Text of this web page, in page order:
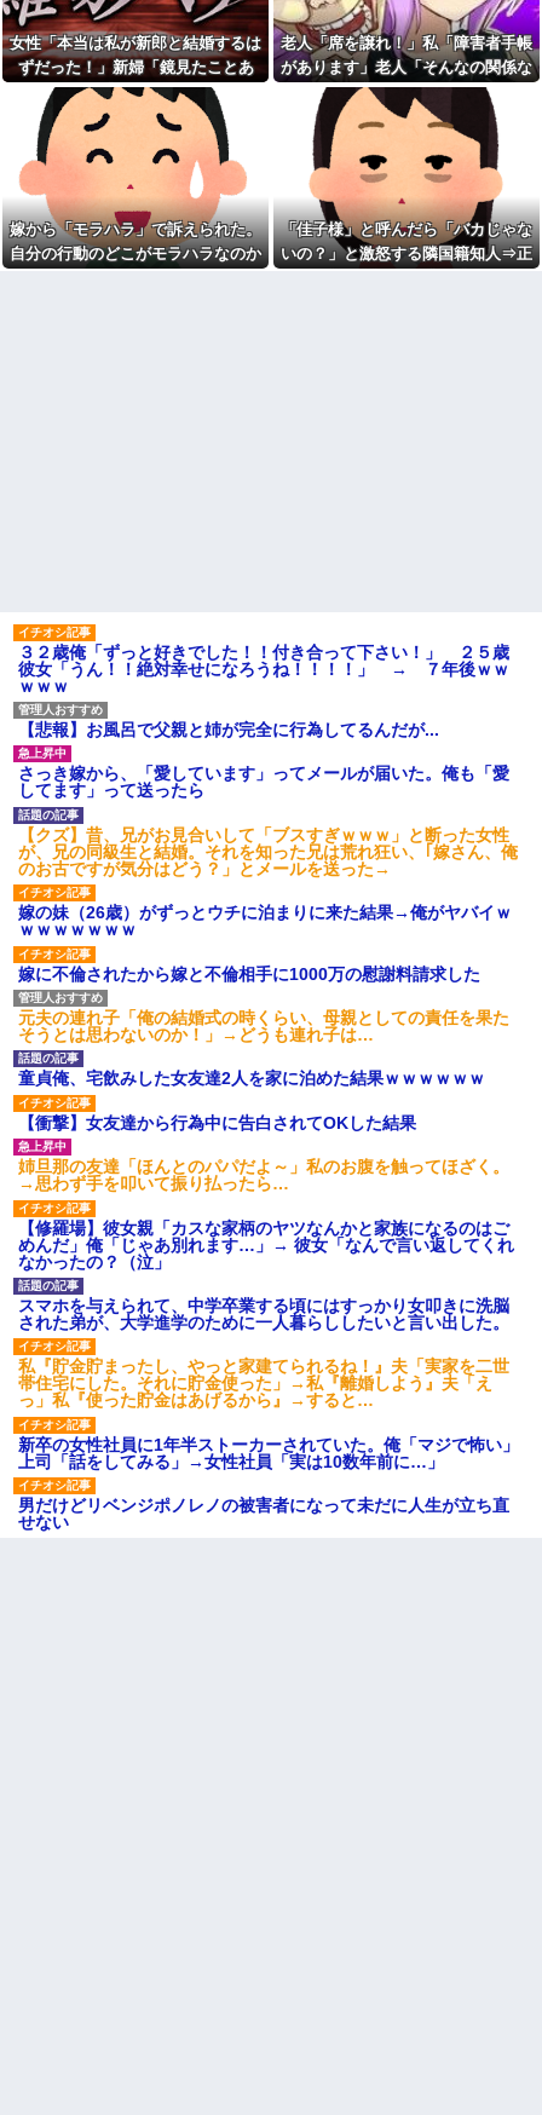
高校の時本当に周囲と合わな
くて上手くやれなかった。→飲
み会で偶然同じ高校の人と出会
った
ドラッグストア勤務中。カー
ド払いの商品を現金で返金して
ほしいと言い張る女性客。断っ
ても引き下がらず、その後まさ
かの展開に…
亡き母からの借金を半分しか
返していない叔父がさらに金を
貸してほしいと訪ねてきた。完
済するまで貸せないと断ると…
友達の家に遊びに行ったらア
ルバムに私の写真が飾ってあっ
なぜ自民党批判だけは表現の
自由ではないのか
【悲報】取引先専務「Aを20個
注文する」 ぼく「いつも1～2
個しか使わないけど本当に20で
あってる？」 取専「あって
る」→結果『こう』なったんだ
がコレワイが悪いん
か？？？？？？？？
妹と差をつけて育てられた。
妹「家も土地も、財産はすべて
私が継ぐ。相続は放棄して」母
「うんうん」私「わかった」 →
数年後、復讐のチャンスがや...
ハードオフに売っていた4万
4000円のフィギュアがヤバすぎ
るｗｗｗｗｗｗ「こんな高い
の？ｗｗ」「逆に超安い」
私「ちょっと、人の家の金庫
触らないでよ！」キチママ『そ
こに金庫があったから、開けて
みようとしただけ☆』義兄「泥
は出てけ！二度と来るな！」結
果・・・
私「初めて飲む味だけどなん
のお茶？」彼「ちっ！」私「」
【GIF】JSのカンチョーワロ
タ
後続車にクラクションを鳴ら
され彼氏が逆切れ。「何クラク
ション鳴らしてんだ！降りてこ
いよ！」と怒鳴りだし...
【衝撃】報酬100万円超の治験
募集がこちらｗｗｗｗｗ(※画像
あり)
【ネット騒然】惨殺されたタ
ワマン頂き女子のこの動画、す
げえええええｗｗｗｗｗｗｗｗ
ｗｗｗ
【愕然】白のクラウン俺氏、
高速道路左車線を制限速度で走
った結果wwwwwwwwwwww
百年の恋12-899 食べた量を
張り合ってくる
【悲報】佐藤輝明・・・２軍
でも盛大にやらかす←あまり悲
しませないでくれ
た
なんなのよ！！！すごいわ掃
除！！！！
職場で電話を取った新入社員
の女子がヒワイなことを言われ
てショックを受けたことがあっ
【ネット史】「鏡の中のアク
トレス事件」夫は正しかったの
に、なぜ喧嘩は終わらなかった
のか
【旦那の反応がコレ】夫の女
友達との闇交際が発覚？！その
恐ろしい内容が…ｗｗｗｗ
既婚女性が夫に夕飯も用意せ
ず週２で遊びに行くって多いか
な？遅くても21時には帰宅して
主な税金の成り立ちを調べて
みたよ
女性「本当は私が新郎と結婚するは
ずだった！」新婦「鏡見たことあ
る？」→披露宴が一瞬で騒然となっ
老人「席を譲れ！」私「障害者手帳
があります」老人「そんなの関係な
い！」→暴言を浴びせられた直後、
周囲が動き出して…
嫁から「モラハラ」で訴えられた。
自分の行動のどこがモラハラなのか
「佳子様」と呼んだら「バカじゃな
いの？」と激怒する隣国籍知人⇒正
３２歳俺「ずっと好きでした！！付き合って下さい！」 ２５歳
彼女「うん！！絶対幸せになろうね！！！！」 → ７年後ｗｗ
ｗｗｗ
【悲報】お風呂で父親と姉が完全に行為してるんだが...
さっき嫁から、「愛しています」ってメールが届いた。俺も「愛
してます」って送ったら
【クズ】昔、兄がお見合いして「ブスすぎｗｗｗ」と断った女性
が、兄の同級生と結婚。それを知った兄は荒れ狂い、｢嫁さん、俺
のお古ですが気分はどう？」とメールを送った→
嫁の妹（26歳）がずっとウチに泊まりに来た結果→俺がヤバイｗ
ｗｗｗｗｗｗｗ
嫁に不倫されたから嫁と不倫相手に1000万の慰謝料請求した
元夫の連れ子「俺の結婚式の時くらい、母親としての責任を果た
そうとは思わないのか！」→どうも連れ子は…
童貞俺、宅飲みした女友達2人を家に泊めた結果ｗｗｗｗｗｗ
【衝撃】女友達から行為中に告白されてOKした結果
姉旦那の友達「ほんとのパパだよ～」私のお腹を触ってほざく。
→思わず手を叩いて振り払ったら…
【修羅場】彼女親「カスな家柄のヤツなんかと家族になるのはご
めんだ」俺「じゃあ別れます…」→ 彼女「なんで言い返してくれ
なかったの？（泣」
スマホを与えられて、中学卒業する頃にはすっかり女叩きに洗脳
された弟が、大学進学のために一人暮らししたいと言い出した。
私『貯金貯まったし、やっと家建てられるね！』夫「実家を二世
帯住宅にした。それに貯金使った」→私『離婚しよう』夫「え
っ」私『使った貯金はあげるから』→すると…
新卒の女性社員に1年半ストーカーされていた。俺「マジで怖い」
上司「話をしてみる」→女性社員「実は10数年前に…」
男だけどリベンジポノレノの被害者になって未だに人生が立ち直
せない